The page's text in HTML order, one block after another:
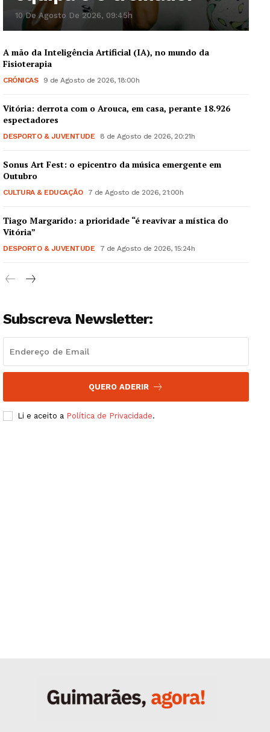
10 De Agosto De 2026, 09:45h
A mão da Inteligência Artificial (IA), no mundo da
Fisioterapia
CRÓNICAS 9 de Agosto de 2026, 18:00h
Vitória: derrota com o Arouca, em casa, perante 18.926
espectadores
DESPORTO & JUVENTUDE 8 de Agosto de 2026, 20:21h
Sonus Art Fest: o epicentro da música emergente em
Outubro
CULTURA & EDUCAÇÃO 7 de Agosto de 2026, 21:00h
Tiago Margarido: a prioridade “é reavivar a mística do
Vitória”
DESPORTO & JUVENTUDE 7 de Agosto de 2026, 15:24h
Subscreva Newsletter:
QUERO ADERIR
Li e aceito a Política de Privacidade.